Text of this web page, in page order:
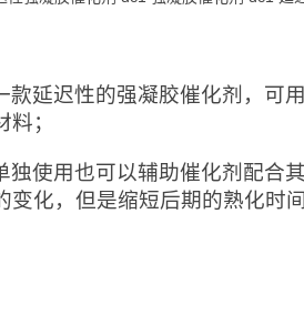
款延迟性的强凝胶催化剂，可
；
独使用也可以辅助催化剂配合
变化，但是缩短后期的熟化时间